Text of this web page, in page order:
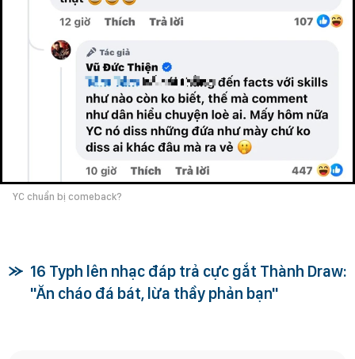
YC chuẩn bị comeback?
16 Typh lên nhạc đáp trả cực gắt Thành Draw:
"Ăn cháo đá bát, lừa thầy phản bạn"